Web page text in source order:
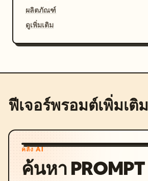
ผลิตภัณฑ์
ดูเพิ่มเติม
ฟีเจอร์พรอมต์เพิ่มเติม
คลัง AI
ค้นหา